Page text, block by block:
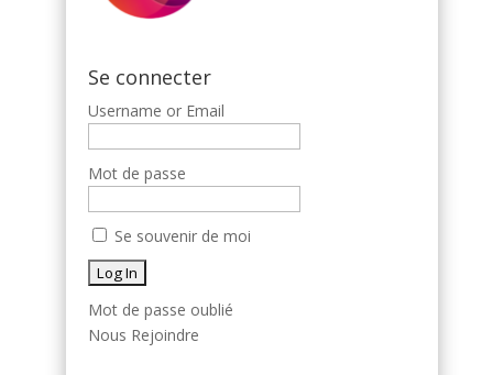
Se connecter
Username or Email
Mot de passe
Se souvenir de moi
Mot de passe oublié
Nous Rejoindre